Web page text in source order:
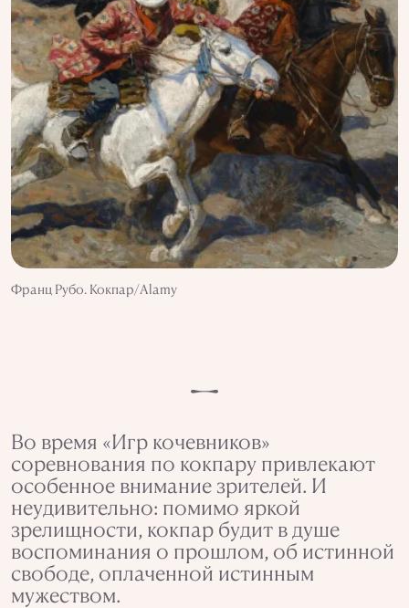
Франц Рубо. Кокпар/Alamy
Во время «Игр кочевников»
соревнования по кокпару привлекают
особенное внимание зрителей. И
неудивительно: помимо яркой
зрелищности, кокпар будит в душе
воспоминания о прошлом, об истинной
свободе, оплаченной истинным
мужеством.